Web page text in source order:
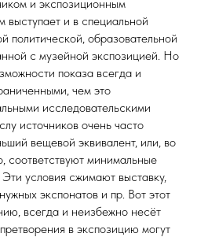
и экспозиционным
и в специальной
политической, образовательной
с музейной экспозицией. Но
показа всегда и
чем это
исследовательскими
источников очень часто
вещевой эквивалент, или, во
соответствуют минимальные
условия сжимают выставку,
экспонатов и пр. Вот этот
всегда и неизбежно несёт
в экспозицию могут